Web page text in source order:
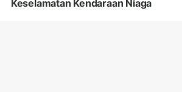
Keselamatan Kendaraan Niaga